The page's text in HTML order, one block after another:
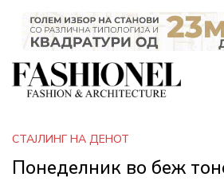
СТАЈЛИНГ НА ДЕНОТ
Понеделник во беж